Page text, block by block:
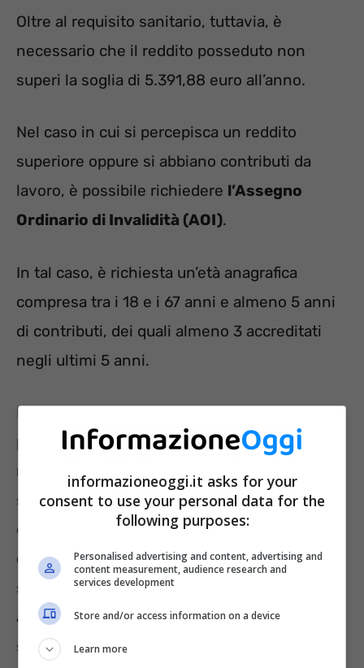
Oltre al requisito sanitario, tuttavia, è
necessario che il reddito posseduto non
superi la soglia di 5.391,88 euro all’anno.
Nel caso in cui si percepisca un reddito
superiore oppure si abbiano contributi da
lavoro, è possibile richiedere l’Assegno
Ordinario di Invalidità (AOI).
In tal caso, è richiesta un’età anagrafica
compresa tra i 18 e i 67 anni e almeno 5 anni
di contributi, dei quali almeno 3 accreditati
negli ultimi 5 anni.
L’importo dell’AOI varia a seconda del reddito
percepito. La prestazione ha durata triennale,
ma al termine, se permangono le condizioni
sanitarie, si rinnova. Dopo 3 rinnovi
consecutivi, l’Assegno Ordinario di Invalidità
diventa definitivo, anche se l’INPS può
sempre convocare a visita il beneficiario, per
accertare che abbia ancora tutti i requisiti
stabiliti dalla legge.
informazioneoggi.it asks for your
consent to use your personal data for the
following purposes:
Personalised advertising and content, advertising and
content measurement, audience research and
services development
Store and/or access information on a device
Learn more